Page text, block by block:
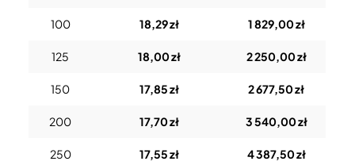
100 18,29 zł 1 829,00 zł
125 18,00 zł 2 250,00 zł
150 17,85 zł 2 677,50 zł
200 17,70 zł 3 540,00 zł
250 17,55 zł 4 387,50 zł